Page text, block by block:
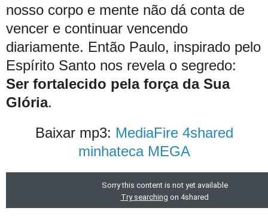
nosso corpo e mente não dá conta de
vencer e continuar vencendo
diariamente. Então Paulo, inspirado pelo
Espírito Santo nos revela o segredo:
Ser fortalecido pela força da Sua
Glória.
Baixar mp3: MediaFire 4shared
minhateca MEGA